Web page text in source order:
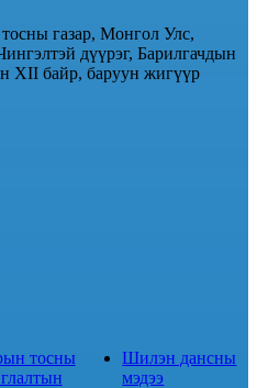
газар, Монгол Улс,
дүүрэг, Барилгачдын
XII байр, баруун жигүүр
тосны
Шилэн дансны
мэдээ